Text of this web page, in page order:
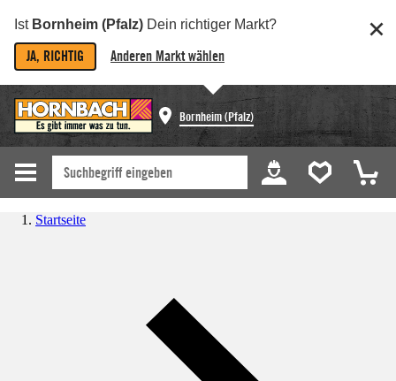
Ist Bornheim (Pfalz) Dein richtiger Markt?
JA, RICHTIG Anderen Markt wählen
Bornheim (Pfalz)
Startseite